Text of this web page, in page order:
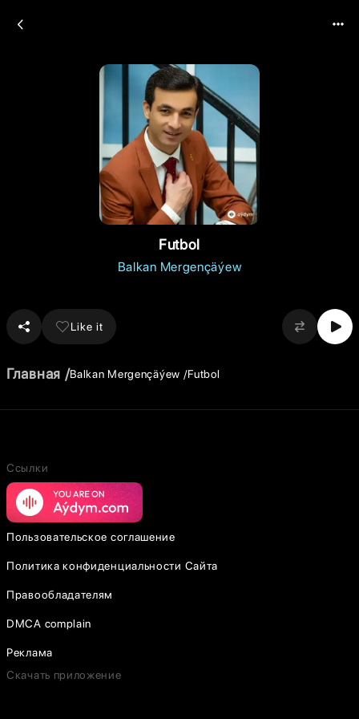
Futbol
Balkan Mergençäýew
Like it
Главная Balkan Mergençäýew Futbol
Ссылки
Пользовательское соглашение
Политика конфиденциальности Сайта
Правообладателям
DMCA complain
Реклама
Скачать приложение